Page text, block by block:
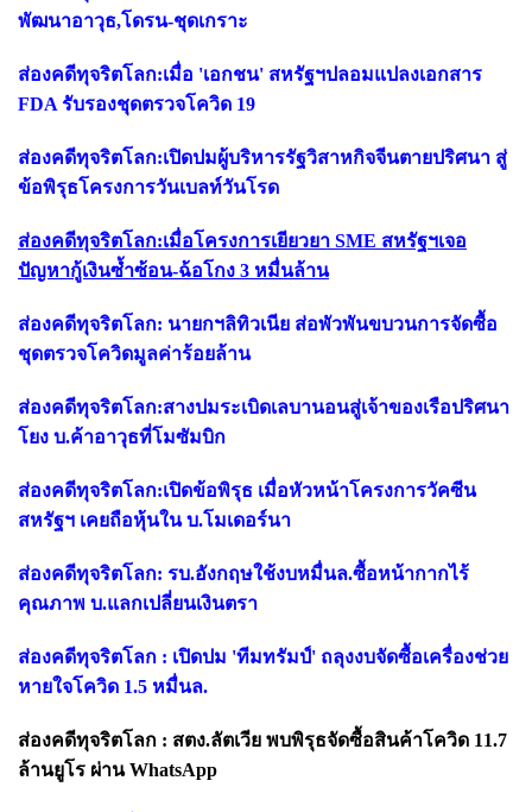
พัฒนาอาวุธ,โดรน-ชุดเกราะ
ส่องคดีทุจริตโลก:เมื่อ 'เอกชน' สหรัฐฯปลอมแปลงเอกสาร
FDA รับรองชุดตรวจโควิด 19
ส่องคดีทุจริตโลก:เปิดปมผู้บริหารรัฐวิสาหกิจจีนตายปริศนา สู่
ข้อพิรุธโครงการวันเบลท์วันโรด
ส่องคดีทุจริตโลก:เมื่อโครงการเยียวยา SME สหรัฐฯเจอ
ปัญหากู้เงินซ้ำซ้อน-ฉ้อโกง 3 หมื่นล้าน
ส่องคดีทุจริตโลก: นายกฯลิทิวเนีย ส่อพัวพันขบวนการจัดซื้อ
ชุดตรวจโควิดมูลค่าร้อยล้าน
ส่องคดีทุจริตโลก:สางปมระเบิดเลบานอนสู่เจ้าของเรือปริศนา
โยง บ.ค้าอาวุธที่โมซัมบิก
ส่องคดีทุจริตโลก:เปิดข้อพิรุธ เมื่อหัวหน้าโครงการวัคซีน
สหรัฐฯ เคยถือหุ้นใน บ.โมเดอร์นา
ส่องคดีทุจริตโลก: รบ.อังกฤษใช้งบหมื่นล.ซื้อหน้ากากไร้
คุณภาพ บ.แลกเปลี่ยนเงินตรา
ส่องคดีทุจริตโลก : เปิดปม 'ทีมทรัมป์' ถลุงงบจัดซื้อเครื่องช่วย
หายใจโควิด 1.5 หมื่นล.
ส่องคดีทุจริตโลก : สตง.ลัตเวีย พบพิรุธจัดซื้อสินค้าโควิด 11.7
ล้านยูโร ผ่าน WhatsApp